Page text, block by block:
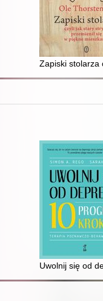
100 skutecznych
Zapiski stolarza
odzyskać spokój i
nie powiedział?
Uwolnij się od